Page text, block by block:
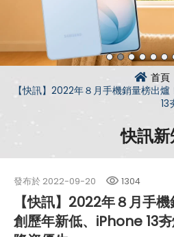
首頁
【快訊】2022年８月手機銷量榜出
13
快訊新
發布於 2022-09-20 1304
【快訊】2022年８月手
創歷年新低、iPhone 13